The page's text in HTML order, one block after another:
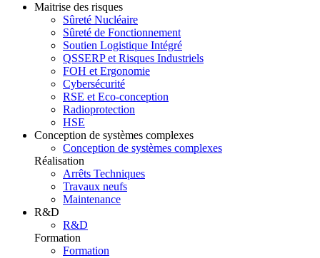
Maitrise des risques
Sûreté Nucléaire
Sûreté de Fonctionnement
Soutien Logistique Intégré
QSSERP et Risques Industriels
FOH et Ergonomie
Cybersécurité
RSE et Eco-conception
Radioprotection
HSE
Conception de systèmes complexes
Conception de systèmes complexes
Réalisation
Arrêts Techniques
Travaux neufs
Maintenance
R&D
R&D
Formation
Formation